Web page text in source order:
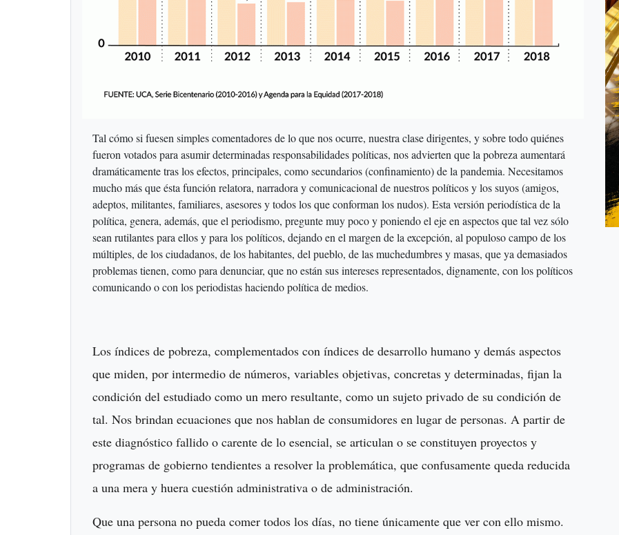
Tal cómo si fuesen simples comentadores de lo que nos ocurre, nuestra clase dirigentes, y sobre todo quiénes
fueron votados para asumir determinadas responsabilidades políticas, nos advierten que la pobreza aumentará
dramáticamente tras los efectos, principales, como secundarios (confinamiento) de la pandemia. Necesitamos
mucho más que ésta función relatora, narradora y comunicacional de nuestros políticos y los suyos (amigos,
adeptos, militantes, familiares, asesores y todos los que conforman los nudos). Esta versión periodística de la
política, genera, además, que el periodismo, pregunte muy poco y poniendo el eje en aspectos que tal vez sólo
sean rutilantes para ellos y para los políticos, dejando en el margen de la excepción, al populoso campo de los
múltiples, de los ciudadanos, de los habitantes, del pueblo, de las muchedumbres y masas, que ya demasiados
problemas tienen, como para denunciar, que no están sus intereses representados, dignamente, con los políticos
comunicando o con los periodistas haciendo política de medios.
Los índices de pobreza, complementados con índices de desarrollo humano y demás aspectos
que miden, por intermedio de números, variables objetivas, concretas y determinadas, fijan la
condición del estudiado como un mero resultante, como un sujeto privado de su condición de
tal. Nos brindan ecuaciones que nos hablan de consumidores en lugar de personas. A partir de
este diagnóstico fallido o carente de lo esencial, se articulan o se constituyen proyectos y
programas de gobierno tendientes a resolver la problemática, que confusamente queda reducida
a una mera y huera cuestión administrativa o de administración.
Que una persona no pueda comer todos los días, no tiene únicamente que ver con ello mismo.